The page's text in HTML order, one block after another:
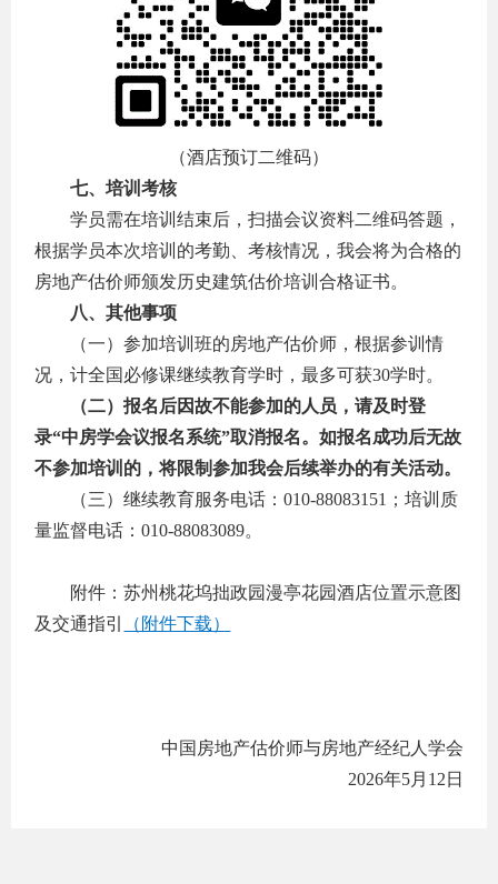
（酒店预订二维码）
七、培训考核
学员需在培训结束后，扫描会议资料二维码答题，
根据学员本次培训的考勤、考核情况，我会将为合格的
房地产估价师颁发历史建筑估价培训合格证书。
八、其他事项
（一）参加培训班的房地产估价师，根据参训情
况，计全国必修课继续教育学时，最多可获30学时。
（二）报名后因故不能参加的人员，请及时登
录“中房学会议报名系统”取消报名。如报名成功后无故
不参加培训的，将限制参加我会后续举办的有关活动。
（三）继续教育服务电话：010-88083151；培训质
量监督电话：010-88083089。
附件：苏州桃花坞拙政园漫亭花园酒店位置示意图
及交通指引
（附件下载）
中国房地产估价师与房地产经纪人学会
2026年5月12日